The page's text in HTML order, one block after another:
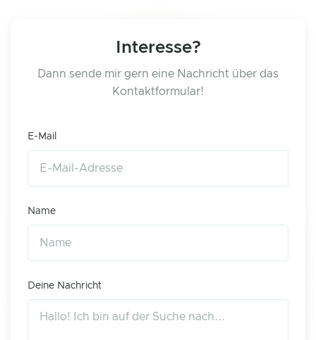
Interesse?
Dann sende mir gern eine Nachricht über das
Kontaktformular!
E-Mail
Name
Deine Nachricht